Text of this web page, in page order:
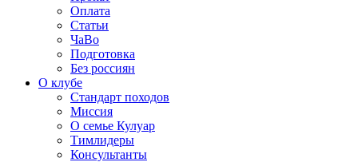
Оплата
Статьи
ЧаВо
Подготовка
Без россиян
О клубе
Стандарт походов
Миссия
О семье Кулуар
Тимлидеры
Консультанты